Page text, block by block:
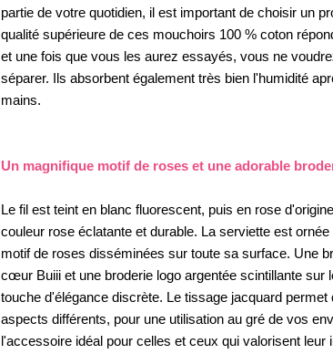
partie de votre quotidien, il est important de choisir un
qualité supérieure de ces mouchoirs 100 % coton
et une fois que vous les aurez essayés, vous ne
séparer. Ils absorbent également très bien l'humidité
mains.
Un magnifique motif de roses et une adorable
Le fil est teint en blanc fluorescent, puis en rose
couleur rose éclatante et durable. La serviette est
motif de roses disséminées sur toute sa surface. Une
cœur Buiii et une broderie logo argentée scintillante sur
touche d'élégance discrète. Le tissage jacquard permet
aspects différents, pour une utilisation au gré de vos
l'accessoire idéal pour celles et ceux qui valorisent leur